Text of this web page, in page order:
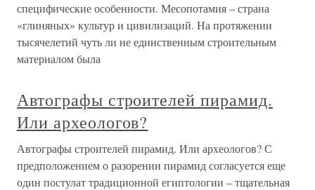
специфические особенности. Месопотамия – страна
«глиняных» культур и цивилизаций. На протяжении
тысячелетий чуть ли не единственным строительным
материалом была
Автографы строителей пирамид.
Или археологов?
Автографы строителей пирамид. Или археологов? С
предположением о разорении пирамид согласуется еще
один постулат традиционной египтологии – тщательная